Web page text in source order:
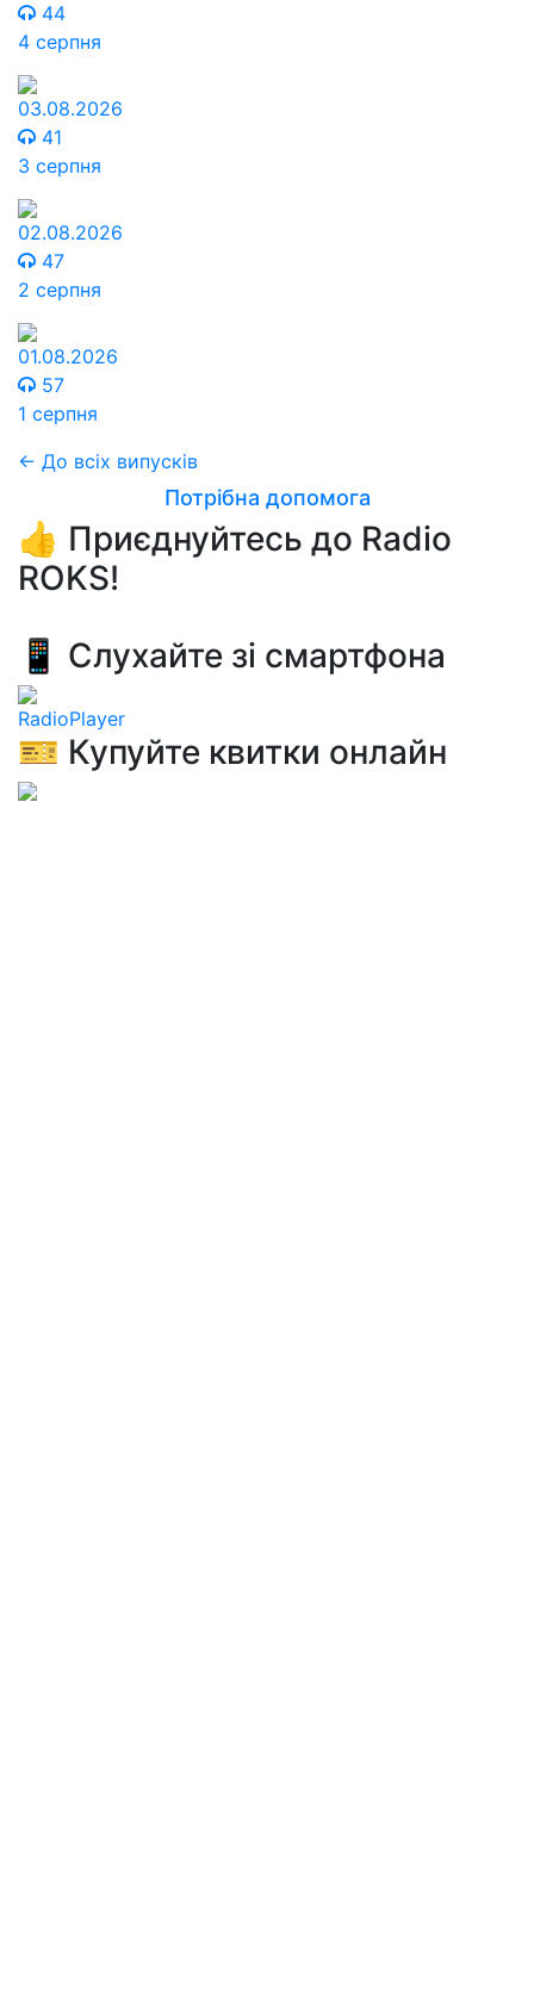
44
4 серпня
03.08.2026
41
3 серпня
02.08.2026
47
2 серпня
01.08.2026
57
1 серпня
← До всіх випусків
Потрібна допомога
👍 Приєднуйтесь до Radio
ROKS!
📱 Слухайте зі смартфона
RadioPlayer
🎫 Купуйте квитки онлайн